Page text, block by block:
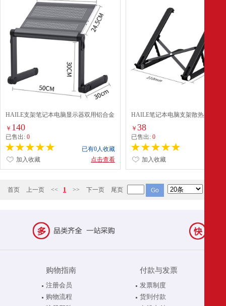
HAILE支架笔记本电脑显示器双用铝合金
￥ 140
已售出: 0
已有0人收藏
点击查看
加入收藏
HAILE笔记本电脑支架散热架子便
￥38
已售出:0
加入收藏
首页 上一页 << 1 >> 下一页 尾页
购物指南
注册会员
购物流程
付款与发票
发票制度
货到付款